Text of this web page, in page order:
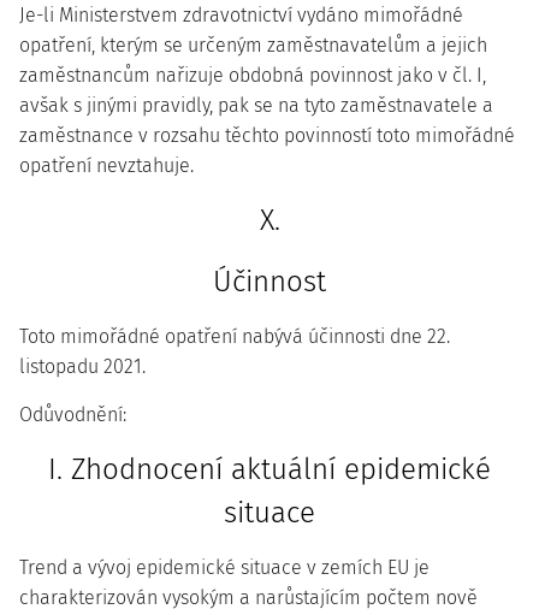
Je-li Ministerstvem zdravotnictví vydáno mimořádné
opatření, kterým se určeným zaměstnavatelům a jejich
zaměstnancům nařizuje obdobná povinnost jako v čl. I,
avšak s jinými pravidly, pak se na tyto zaměstnavatele a
zaměstnance v rozsahu těchto povinností toto mimořádné
opatření nevztahuje.
X.
Účinnost
Toto mimořádné opatření nabývá účinnosti dne 22.
listopadu 2021.
Odůvodnění:
I. Zhodnocení aktuální epidemické
situace
Trend a vývoj epidemické situace v zemích EU je
charakterizován vysokým a narůstajícím počtem nově